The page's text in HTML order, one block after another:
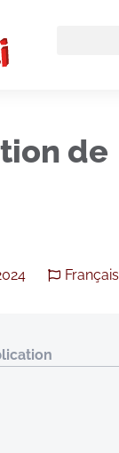
de
Français